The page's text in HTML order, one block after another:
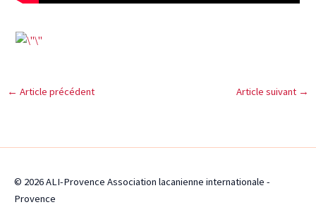
← Article précédent Article suivant →
© 2026 ALI-Provence Association lacanienne internationale -
Provence